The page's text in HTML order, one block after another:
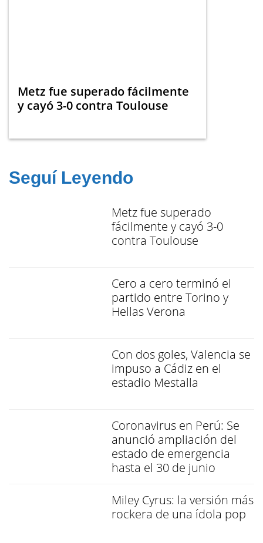
Metz fue superado fácilmente
y cayó 3-0 contra Toulouse
Seguí Leyendo
Metz fue superado
fácilmente y cayó 3-0
contra Toulouse
Cero a cero terminó el
partido entre Torino y
Hellas Verona
Con dos goles, Valencia se
impuso a Cádiz en el
estadio Mestalla
Coronavirus en Perú: Se
anunció ampliación del
estado de emergencia
hasta el 30 de junio
Miley Cyrus: la versión más
rockera de una ídola pop